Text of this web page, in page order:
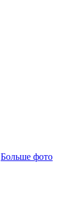
Больше фото